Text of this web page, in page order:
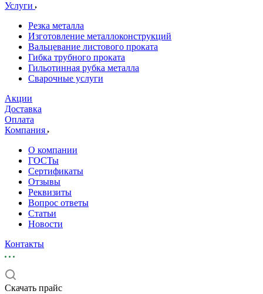
Услуги
Резка металла
Изготовление металлоконструкций
Вальцевание листового проката
Гибка трубного проката
Гильотинная рубка металла
Сварочные услуги
Акции
Доставка
Оплата
Компания
О компании
ГОСТы
Сертификаты
Отзывы
Реквизиты
Вопрос ответы
Статьи
Новости
Контакты
Скачать прайс